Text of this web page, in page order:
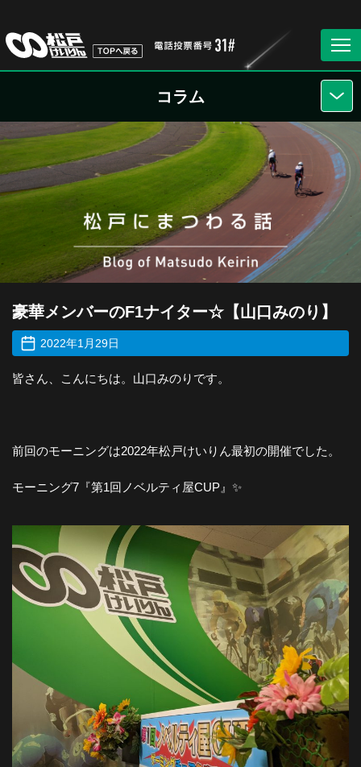
コラム
豪華メンバーのF1ナイター☆【山口みのり】
2022年1月29日
皆さん、こんにちは。山口みのりです。
前回のモーニングは2022年松戸けいりん最初の開催でした。
モーニング7『第1回ノベルティ屋CUP』✨